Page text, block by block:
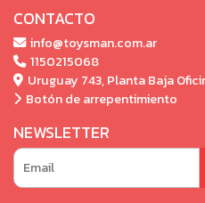
CONTACTO
info@toysman.com.ar
1150215068
Uruguay 743, Planta Baja
Botón de arrepentimiento
NEWSLETTER